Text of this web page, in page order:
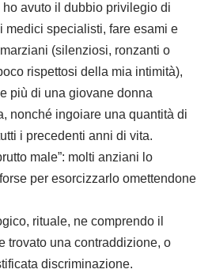
avuto il dubbio privilegio di
medici specialisti, fare esami e
(silenziosi, ronzanti o
rispettosi della mia intimità),
più di una giovane donna
nonché ingoiare una quantità di
i precedenti anni di vita.
male”: molti anziani lo
per esorcizzarlo omettendone
rituale, ne comprendo il
trovato una contraddizione, o
discriminazione.